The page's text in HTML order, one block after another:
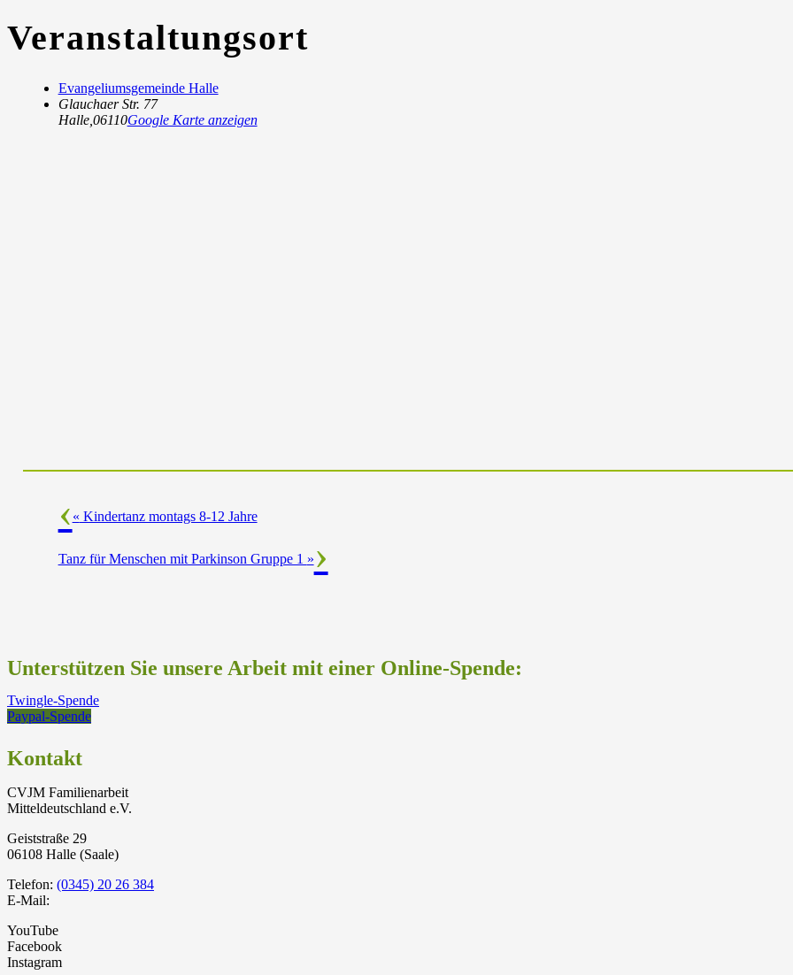
Veranstaltungsort
Evangeliumsgemeinde Halle
Glauchaer Str. 77
Halle, 06110Google Karte anzeigen
« Kindertanz montags 8-12 Jahre
Tanz für Menschen mit Parkinson Gruppe 1 »
Unterstützen Sie unsere Arbeit mit einer Online-Spende:
Twingle-Spende
Paypal-Spende
Kontakt
CVJM Familienarbeit
Mitteldeutschland e.V.
Geiststraße 29
06108 Halle (Saale)
Telefon: (0345) 20 26 384
E-Mail:
YouTube
Facebook
Instagram